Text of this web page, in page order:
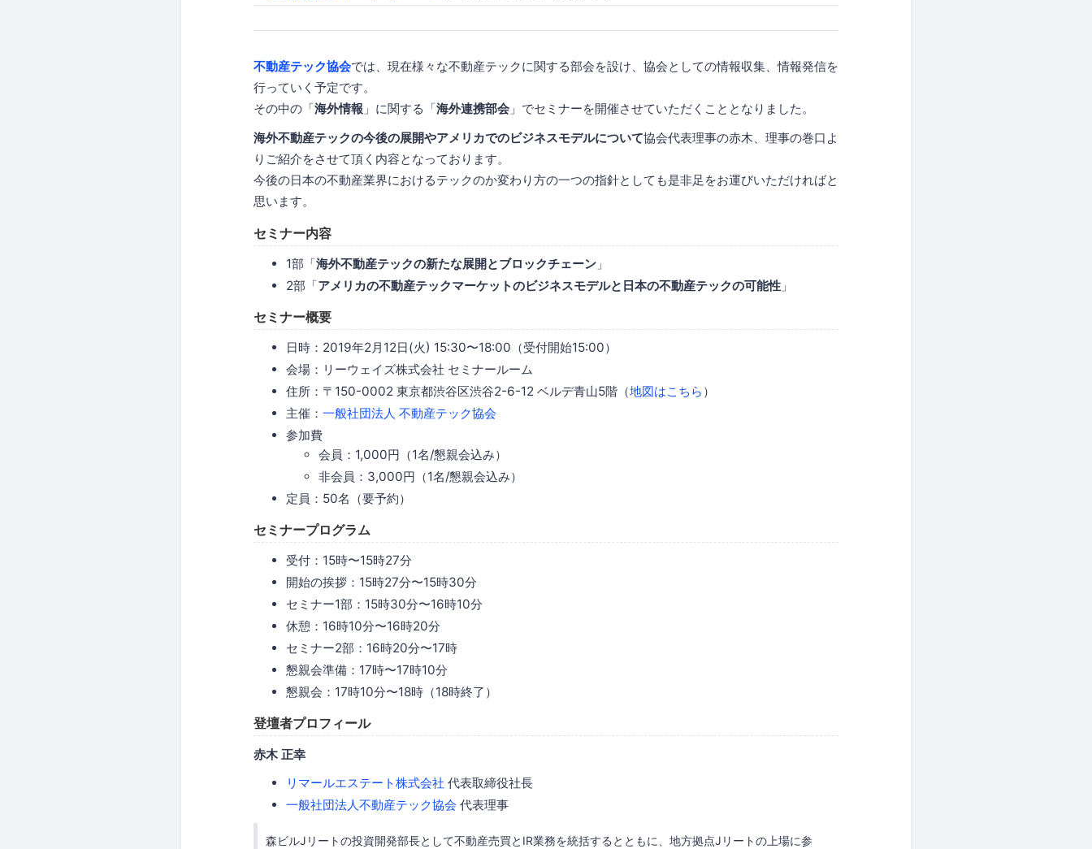
不動産テック協会では、現在様々な不動産テックに関する部会を設け、協会としての情報収集、情報発信を
行っていく予定です。
その中の「海外情報 」に関する「海外連携部会 」でセミナーを開催させていただくこととなりました。
海外不動産テックの今後の展開やアメリカでのビジネスモデルについて協会代表理事の赤木、理事の巻口よ
りご紹介をさせて頂く内容となっております。
今後の日本の不動産業界におけるテックのか変わり方の一つの指針としても是非足をお運びいただければと
思います。
セミナー内容
1部「海外不動産テックの新たな展開とブロックチェーン 」
2部「アメリカの不動産テックマーケットのビジネスモデルと日本の不動産テックの可能性 」
セミナー概要
日時：2019年2月12日(火) 15:30〜18:00（受付開始15:00）
会場：リーウェイズ株式会社 セミナールーム
住所：〒150-0002 東京都渋谷区渋谷2-6-12 ベルデ青山5階（地図はこちら ）
主催： 一般社団法人 不動産テック協会
参加費
会員：1,000円（1名/懇親会込み）
非会員：3,000円（1名/懇親会込み）
定員：50名（要予約）
セミナープログラム
受付：15時〜15時27分
開始の挨拶：15時27分〜15時30分
セミナー1部：15時30分〜16時10分
休憩：16時10分〜16時20分
セミナー2部：16時20分〜17時
懇親会準備：17時〜17時10分
懇親会：17時10分〜18時（18時終了）
登壇者プロフィール
赤木 正幸
リマールエステート株式会社 代表取締役社長
一般社団法人不動産テック協会 代表理事
森ビルJリートの投資開発部長として不動産売買とIR業務を統括するとともに、地方拠点Jリートの上場に参